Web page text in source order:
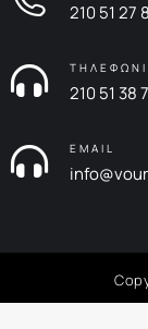
210 51 27
210 51 38
EMAIL